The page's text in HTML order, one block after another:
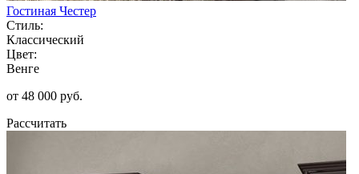
Гостиная Честер
Стиль:
Классический
Цвет:
Венге
от 48 000 руб.
Рассчитать